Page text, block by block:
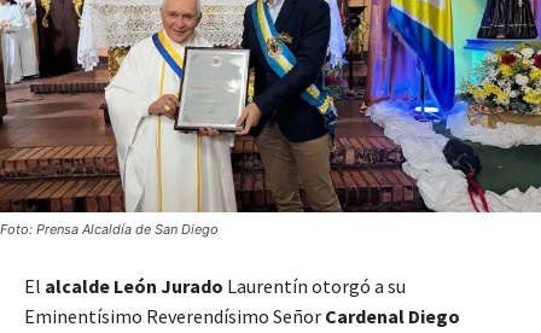
Foto: Prensa Alcaldía de San Diego
El alcalde León Jurado Laurentín otorgó a su
Eminentísimo Reverendísimo Señor Cardenal Diego